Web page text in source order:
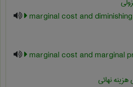
marginal cost and diminishing
marginal cost and marginal
نهائی